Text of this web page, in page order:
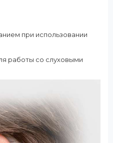
при использовании
работы со слуховыми